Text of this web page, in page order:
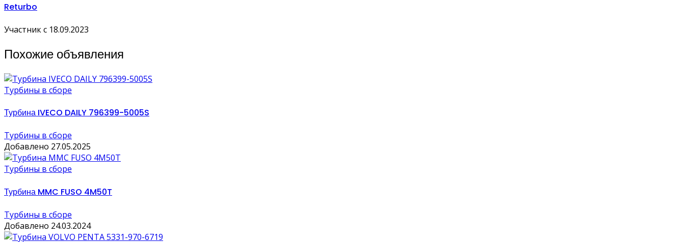
Returbo
Участник с 18.09.2023
Похожие объявления
Турбины в сборе
Турбина IVECO DAILY 796399-5005S
Турбины в сборе
Добавлено 27.05.2025
Турбины в сборе
Турбина MMC FUSO 4M50T
Турбины в сборе
Добавлено 24.03.2024